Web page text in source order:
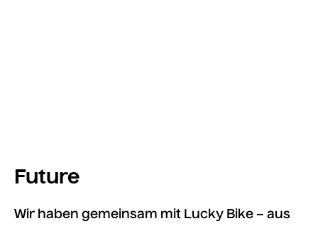
Future
Wir haben gemeinsam mit Lucky Bike – aus